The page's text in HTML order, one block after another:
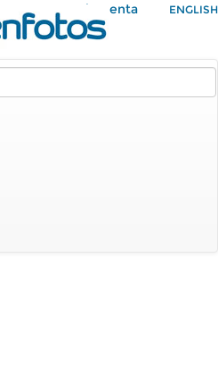
Mi Cuenta ENGLISH